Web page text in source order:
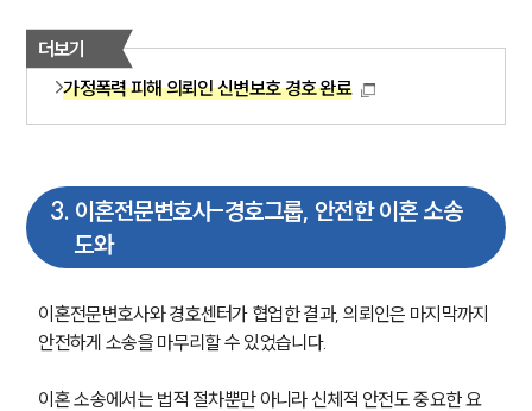
더보기
가정폭력 피해 의뢰인 신변보호 경호 완료
3. 이혼전문변호사-경호그룹, 안전한 이혼 소송
도와
이혼전문변호사와 경호센터가 협업한 결과, 의뢰인은 마지막까지
안전하게 소송을 마무리할 수 있었습니다.
이혼 소송에서는 법적 절차뿐만 아니라 신체적 안전도 중요한 요